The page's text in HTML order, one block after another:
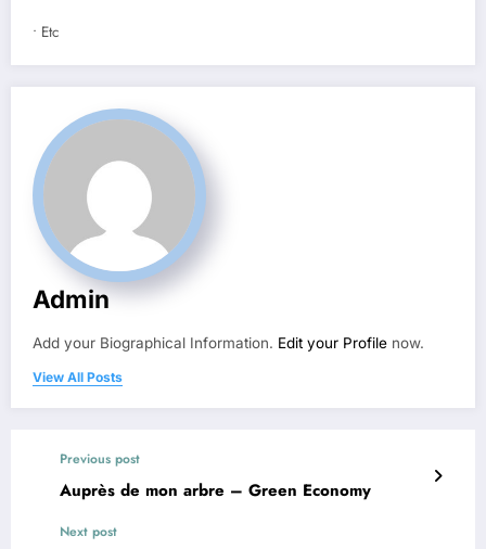
• Etc
Admin
Add your Biographical Information. Edit your Profile now.
View All Posts
Previous post
Auprès de mon arbre – Green Economy
Next post